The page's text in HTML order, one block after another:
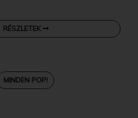
RÉSZLETEK
MINDEN POP!